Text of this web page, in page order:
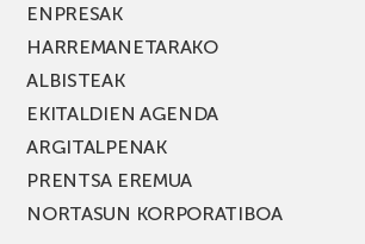
ENPRESAK
HARREMANETARAKO
ALBISTEAK
EKITALDIEN AGENDA
ARGITALPENAK
PRENTSA EREMUA
NORTASUN KORPORATIBOA